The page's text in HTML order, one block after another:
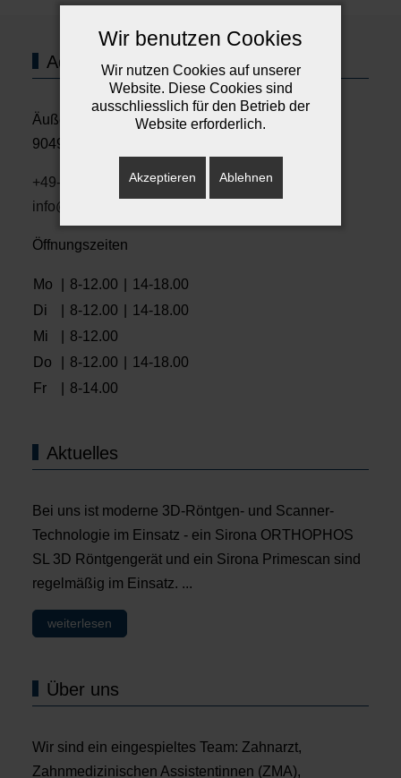
Adresse und Sprechzeiten
Äußere Sulzbacher Strasse 124
90491 Nürnberg
+49-911-553400
info@care4teeth.de
Öffnungszeiten
Mo 8-12.00
14-18.00
Di
8-12.00
14-18.00
Mi
8-12.00
Do
8-12.00
14-18.00
Fr
8-14.00
Aktuelles
Bei uns ist moderne 3D-Röntgen- und Scanner-
Technologie im Einsatz - ein Sirona ORTHOPHOS
SL 3D Röntgengerät und ein Sirona Primescan sind
regelmäßig im Einsatz. ...
weiterlesen
Über uns
Wir sind ein eingespieltes Team: Zahnarzt,
Zahnmedizinischen Assistentinnen (ZMA),
Wir benutzen Cookies
Wir nutzen Cookies auf unserer
Website. Diese Cookies sind
ausschliesslich für den Betrieb der
Website erforderlich.
Akzeptieren Ablehnen